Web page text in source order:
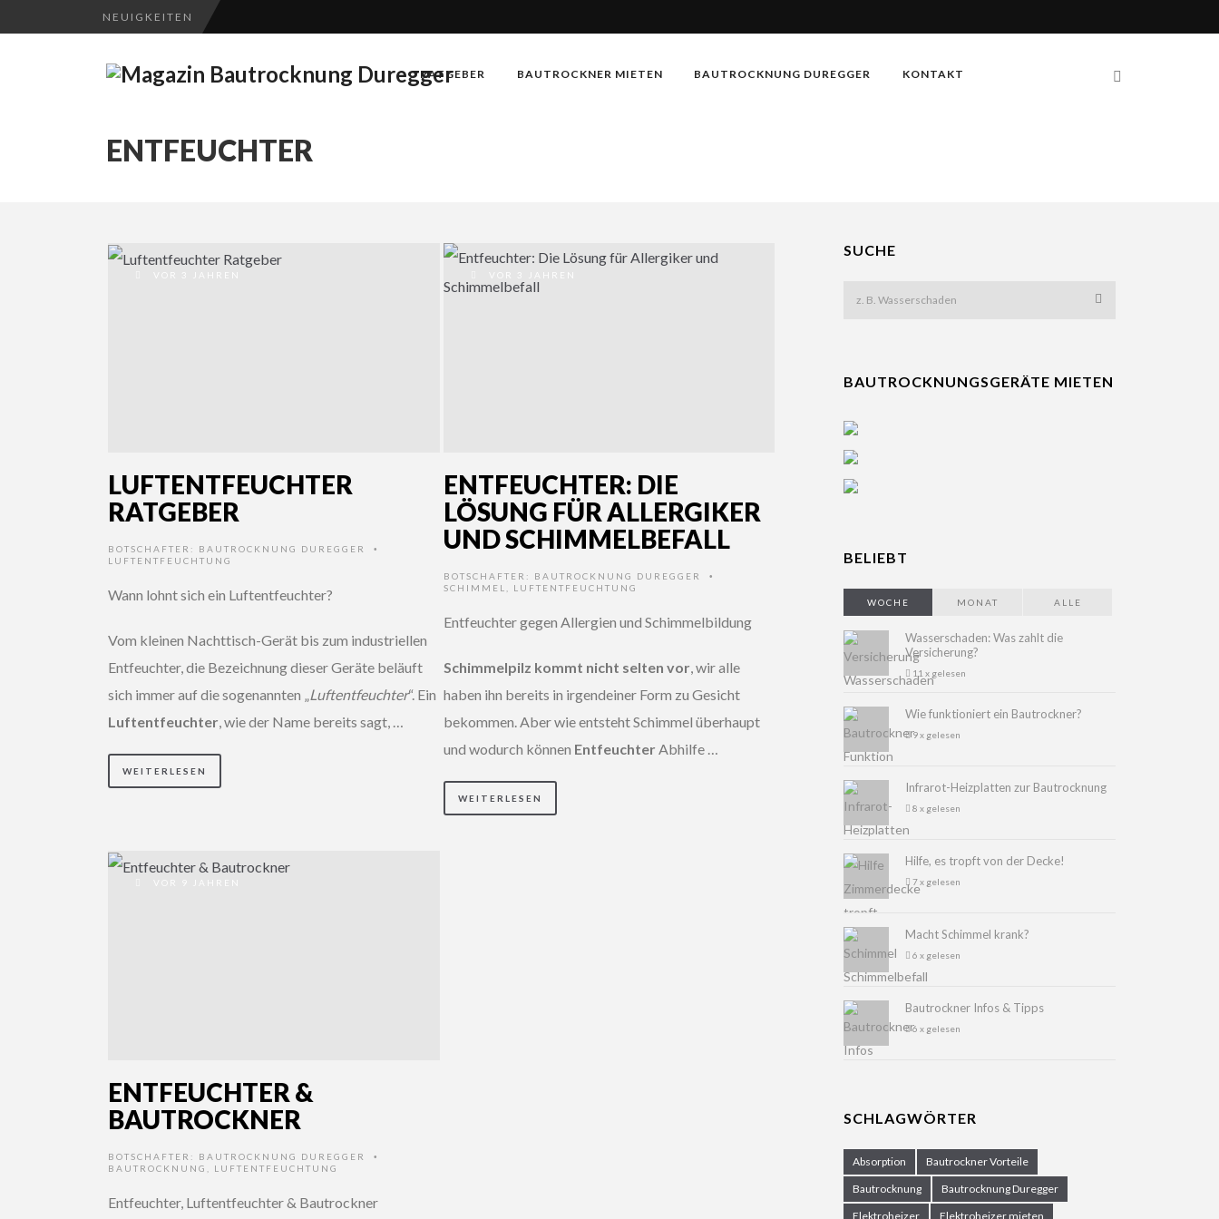
NEUIGKEITEN
RATGEBER BAUTROCKNER MIETEN BAUTROCKNUNG DUREGGER KONTAKT
ENTFEUCHTER
VOR 3 JAHREN
LUFTENTFEUCHTER
RATGEBER
BOTSCHAFTER: BAUTROCKNUNG DUREGGER •
LUFTENTFEUCHTUNG
Wann lohnt sich ein Luftentfeuchter?
Vom kleinen Nachttisch-Gerät bis zum industriellen
Entfeuchter, die Bezeichnung dieser Geräte beläuft
sich immer auf die sogenannten „
Luftentfeuchter“. Ein
Luftentfeuchter , wie der Name bereits sagt, …
WEITERLESEN
VOR 3 JAHREN
ENTFEUCHTER: DIE
LÖSUNG FÜR ALLERGIKER
UND SCHIMMELBEFALL
BOTSCHAFTER: BAUTROCKNUNG DUREGGER •
SCHIMMEL LUFTENTFEUCHTUNG
Entfeuchter gegen Allergien und Schimmelbildung
Schimmelpilz kommt nicht selten vor , wir alle
haben ihn bereits in irgendeiner Form zu Gesicht
bekommen. Aber wie entsteht Schimmel überhaupt
und wodurch können Entfeuchter Abhilfe …
WEITERLESEN
VOR 9 JAHREN
ENTFEUCHTER &
BAUTROCKNER
BOTSCHAFTER: BAUTROCKNUNG DUREGGER •
BAUTROCKNUNG LUFTENTFEUCHTUNG
Entfeuchter, Luftentfeuchter & Bautrockner
SUCHE
BAUTROCKNUNGSGERÄTE MIETEN
BELIEBT
WOCHE MONAT ALLE
Wasserschaden: Was zahlt die
Versicherung?
11 x gelesen
Wie funktioniert ein Bautrockner?
9 x gelesen
Infrarot-Heizplatten zur Bautrocknung
8 x gelesen
Hilfe, es tropft von der Decke!
7 x gelesen
Macht Schimmel krank?
6 x gelesen
Bautrockner Infos & Tipps
6 x gelesen
SCHLAGWÖRTER
Absorption
Bautrockner Vorteile
Bautrocknung
Bautrocknung Duregger
Elektroheizer
Elektroheizer mieten